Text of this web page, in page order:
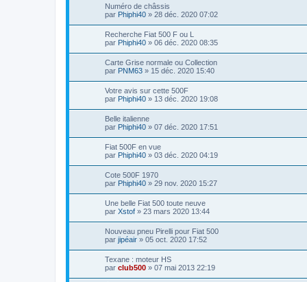
Numéro de châssis
par Phiphi40 » 28 déc. 2020 07:02
Recherche Fiat 500 F ou L
par Phiphi40 » 06 déc. 2020 08:35
Carte Grise normale ou Collection
par PNM63 » 15 déc. 2020 15:40
Votre avis sur cette 500F
par Phiphi40 » 13 déc. 2020 19:08
Belle italienne
par Phiphi40 » 07 déc. 2020 17:51
Fiat 500F en vue
par Phiphi40 » 03 déc. 2020 04:19
Cote 500F 1970
par Phiphi40 » 29 nov. 2020 15:27
Une belle Fiat 500 toute neuve
par Xstof » 23 mars 2020 13:44
Nouveau pneu Pirelli pour Fiat 500
par jipéair » 05 oct. 2020 17:52
Texane : moteur HS
par club500 » 07 mai 2013 22:19